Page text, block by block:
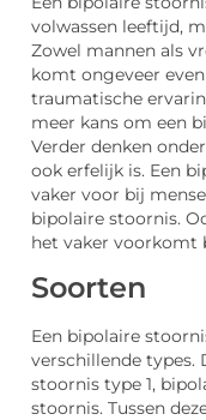
volwassen leeftijd,
Zowel mannen als
komt ongeveer
traumatische
meer kans om een
Verder denken
ook erfelijk is. Een
vaker voor bij
bipolaire stoornis.
het vaker voorkomt
Soorten
Een bipolaire
verschillende types.
stoornis type 1,
stoornis. Tussen